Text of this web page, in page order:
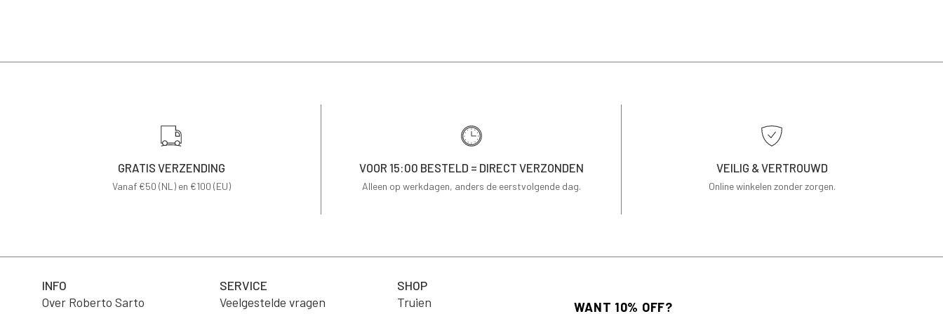
GRATIS VERZENDING
Vanaf €50 (NL) en €100 (EU)
VOOR 15:00 BESTELD = DIRECT VERZONDEN
Alleen op werkdagen, anders de eerstvolgende dag.
VEILIG & VERTROUWD
Online winkelen zonder zorgen.
INFO
Over Roberto Sarto
SERVICE
Veelgestelde vragen
SHOP
Truien